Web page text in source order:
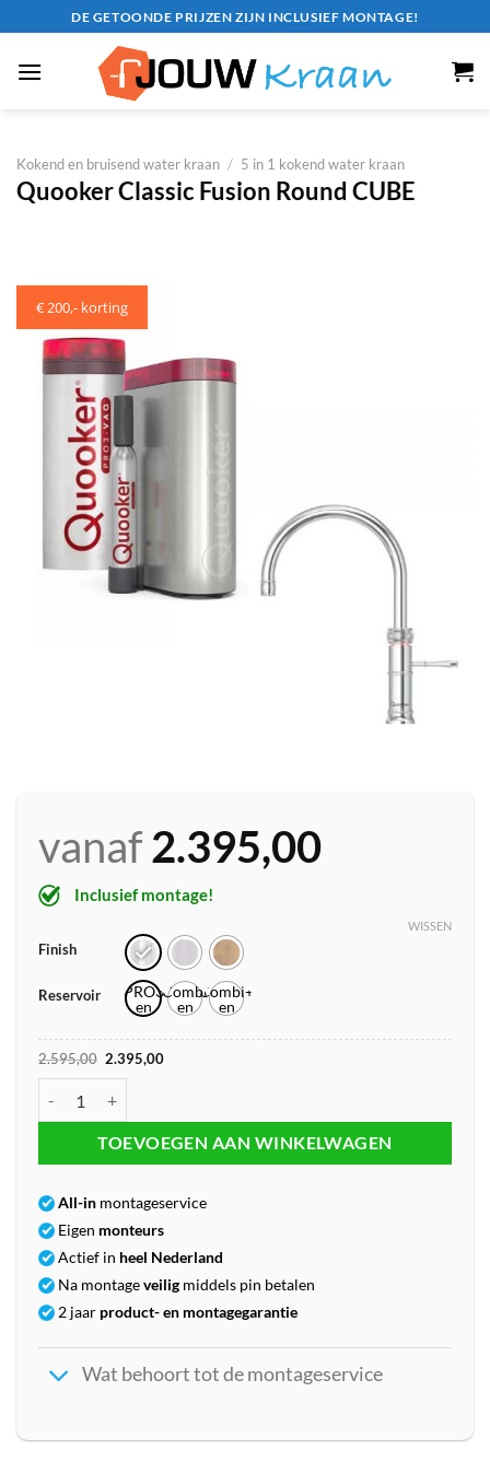
naar
inhoud
DE GETOONDE PRIJZEN ZIJN INCLUSIEF MONTAGE!
Kokend en bruisend water kraan / 5 in 1 kokend water kraan
Quooker Classic Fusion Round CUBE
€ 200,- korting
vanaf2.395,00
Inclusief montage!
Finish
Reservoir
PRO3
en
CUBE
Combi
en
CUBE
Combi+
en
CUBE
WISSEN
2.595,00 Oorspronkelijke
prijs
was:
€2.595,00.
2.395,00Huidige
prijs
TOEVOEGEN AAN WINKELWAGEN
All-in montageservice
Eigen monteurs
Actief in heel Nederland
Na montageveilig middels pin betalen
2 jaar product- en montagegarantie
Wat behoort tot de montageservice